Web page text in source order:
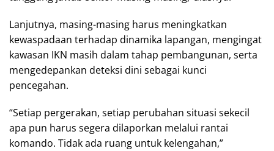
Lanjutnya, masing-masing harus meningkatkan
kewaspadaan terhadap dinamika lapangan, mengingat
kawasan IKN masih dalam tahap pembangunan, serta
mengedepankan deteksi dini sebagai kunci
pencegahan.
“Setiap pergerakan, setiap perubahan situasi sekecil
apa pun harus segera dilaporkan melalui rantai
komando. Tidak ada ruang untuk kelengahan,”